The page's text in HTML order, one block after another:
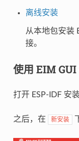
离线安装
从本地包安装
接。
使用 EIM
打开 ESP-IDF 安
之后，在 新安装